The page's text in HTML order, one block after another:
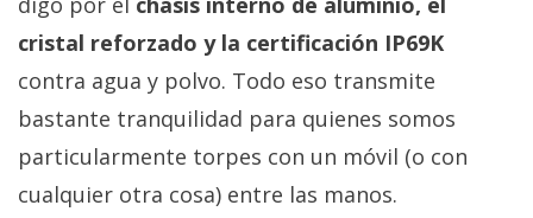
cristal reforzado y la certificación IP69K
contra agua y polvo. Todo eso transmite
bastante tranquilidad para quienes somos
particularmente torpes con un móvil (o con
cualquier otra cosa) entre las manos.